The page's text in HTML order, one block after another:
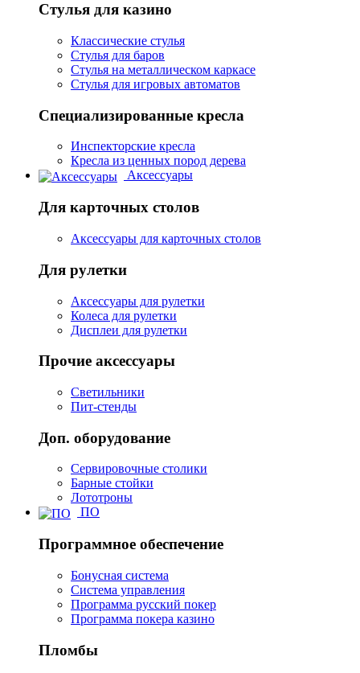
Стулья для казино
Классические стулья
Стулья для баров
Стулья на металлическом каркасе
Стулья для игровых автоматов
Специализированные кресла
Инспекторские кресла
Кресла из ценных пород дерева
Аксессуары
Для карточных столов
Аксессуары для карточных столов
Для рулетки
Аксессуары для рулетки
Колеса для рулетки
Дисплеи для рулетки
Прочие аксессуары
Светильники
Пит-стенды
Доп. оборудование
Сервировочные столики
Барные стойки
Лототроны
ПО
Программное обеспечение
Бонусная система
Система управления
Программа русский покер
Программа покера казино
Пломбы